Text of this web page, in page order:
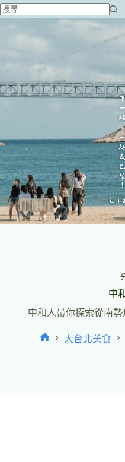
跳
容
中
中和人帶你探索從南勢
大台北美食